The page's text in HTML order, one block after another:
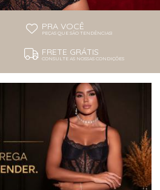
PRA VOCÊ
PEÇAS QUE SÃO TENDÊNCIAS!
FRETE GRÁTIS
CONSULTE AS NOSSAS CONDIÇÕES